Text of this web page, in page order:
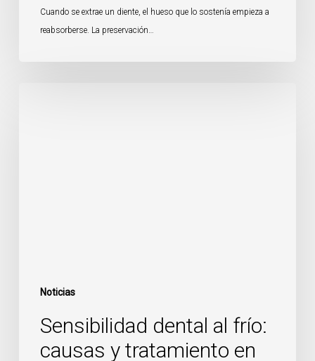
Cuando se extrae un diente, el hueso que lo sostenía empieza a
reabsorberse. La preservación…
Noticias
Sensibilidad dental al frío:
causas y tratamiento en